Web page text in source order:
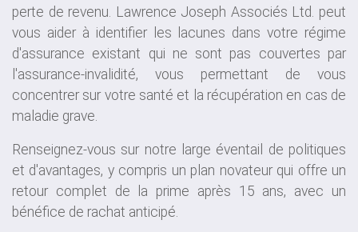
perte de revenu. Lawrence Joseph Associés Ltd. peut
vous aider à identifier les lacunes dans votre régime
d'assurance existant qui ne sont pas couvertes par
l'assurance-invalidité, vous permettant de vous
concentrer sur votre santé et la récupération en cas de
maladie grave.
Renseignez-vous sur notre large éventail de politiques
et d'avantages, y compris un plan novateur qui offre un
retour complet de la prime après 15 ans, avec un
bénéfice de rachat anticipé.